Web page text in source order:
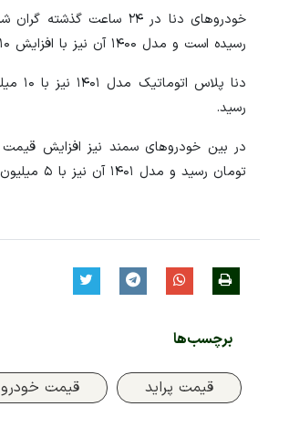
رسیده است و مدل ۱۴۰۰ آن نیز با افزایش ۱۰ میلوین تومانی به ۶۱۰ میلیون تومان رسید.
رسید.
تومان رسید و مدل ۱۴۰۱ آن نیز با ۵ میلیون تومان افزایش به ۴۷۵ میلیون تومان رسید.
برچسب‌ها
قیمت پراید قیمت خودرو